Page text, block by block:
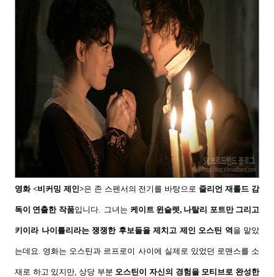
영화<비커밍 제인>은 존 스펜서의 전기를 바탕으로 줄리언 재롤드 감
독이 연출한 작품입니다. 그녀는 케이트 윈슬렛, 나탈리 포트만 그리고
키이라 나이틀리라는 쟁쟁한 후보들을 제치고 제인 오스틴 역 을 맡았
는데요. 영화는 오스틴과 르프로이 사이에 실제로 있었던 로맨스를 소
재로 하고 있지만,상당 부분 오스틴이 자신의 경험을 모티브로 완성한